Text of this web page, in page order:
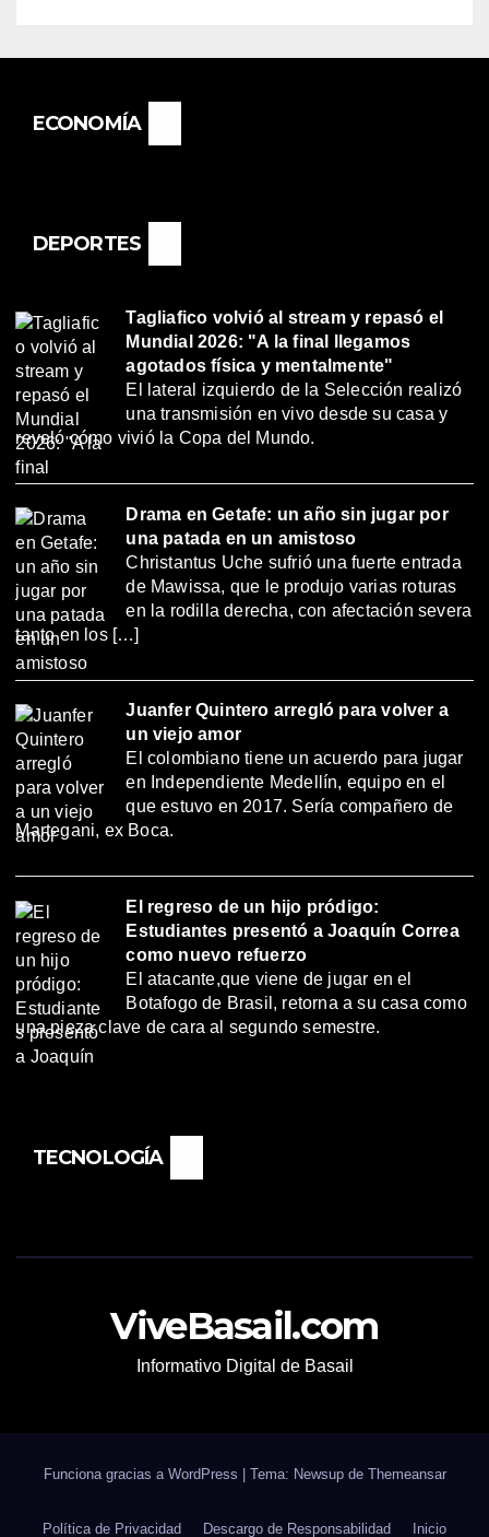
ECONOMÍA
DEPORTES
Tagliafico volvió al stream y repasó el
Mundial 2026: "A la final llegamos
agotados física y mentalmente"
El lateral izquierdo de la Selección realizó
una transmisión en vivo desde su casa y
reveló cómo vivió la Copa del Mundo.
Drama en Getafe: un año sin jugar por
una patada en un amistoso
Christantus Uche sufrió una fuerte entrada
de Mawissa, que le produjo varias roturas
en la rodilla derecha, con afectación severa
tanto en los […]
Juanfer Quintero arregló para volver a
un viejo amor
El colombiano tiene un acuerdo para jugar
en Independiente Medellín, equipo en el
que estuvo en 2017. Sería compañero de
Martegani, ex Boca.
El regreso de un hijo pródigo:
Estudiantes presentó a Joaquín Correa
como nuevo refuerzo
El atacante,que viene de jugar en el
Botafogo de Brasil, retorna a su casa como
una pieza clave de cara al segundo semestre.
TECNOLOGÍA
ViveBasail.com
Informativo Digital de Basail
Funciona gracias a WordPress Tema: Newsup de Themeansar
Política de Privacidad Descargo de Responsabilidad Inicio